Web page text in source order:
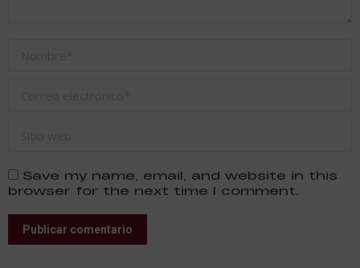
Save my name, email, and website in this
browser for the next time I comment.
Publicar comentario